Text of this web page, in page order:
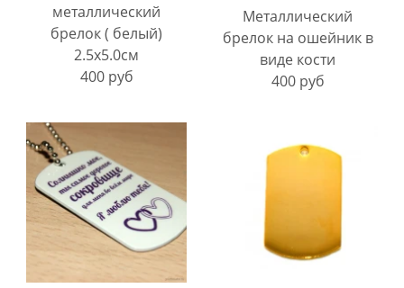
металлический
брелок ( белый)
2.5х5.0см
400 руб
Металлический
брелок на ошейник в
виде кости
400 руб